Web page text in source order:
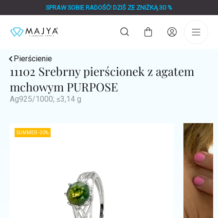
do
SPRAW SOBIE RADOŚĆ! DZIŚ ZE ZNIŻKĄ 30 %
Koszyk
Pierścienie
11102 Srebrny pierścionek z agatem
mchowym PURPOSE
Ag925/1000; ≤3,14 g
SUMMER -30%